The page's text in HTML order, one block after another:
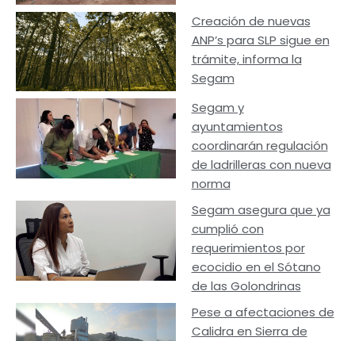
Creación de nuevas
ANP’s para SLP sigue en
trámite, informa la
Segam
Segam y
ayuntamientos
coordinarán regulación
de ladrilleras con nueva
norma
Segam asegura que ya
cumplió con
requerimientos por
ecocidio en el Sótano
de las Golondrinas
Pese a afectaciones de
Calidra en Sierra de